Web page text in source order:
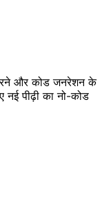
और कोड जनरेशन के
पीढ़ी का नो-कोड